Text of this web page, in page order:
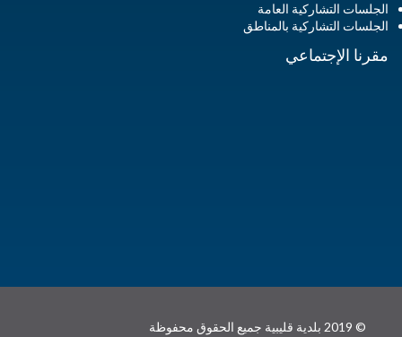
الجلسات التشاركية العامة
الجلسات التشاركية بالمناطق
مقرنا الإجتماعي
© 2019 بلدية قليبية جميع الحقوق محفوظة